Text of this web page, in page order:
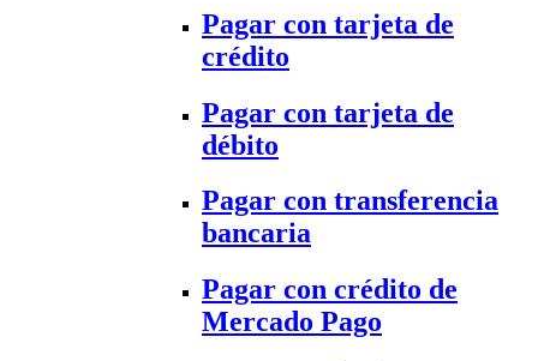
Pagar con tarjeta de
crédito
Pagar con tarjeta de
débito
Pagar con transferencia
bancaria
Pagar con crédito de
Mercado Pago